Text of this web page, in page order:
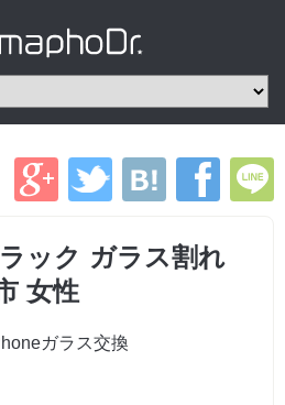
ック ガラス割れ
女性
ガラス交換